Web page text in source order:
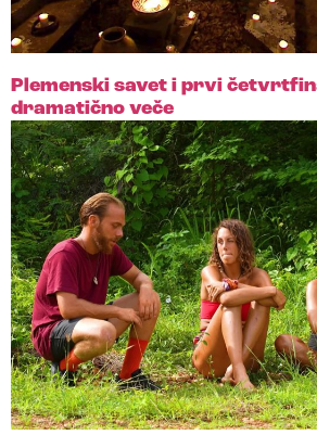
Plemenski savet i prvi
dramatično veče